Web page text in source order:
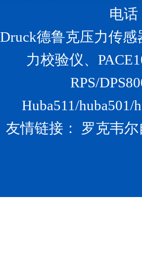
电
Druck德鲁克压力传感
力校验仪、
RPS/
Huba511/
友情链接： 罗克韦